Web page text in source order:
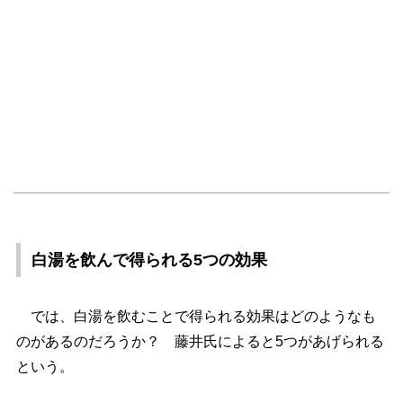
白湯を飲んで得られる5つの効果
では、白湯を飲むことで得られる効果はどのようなも
のがあるのだろうか？ 藤井氏によると5つがあげられる
という。